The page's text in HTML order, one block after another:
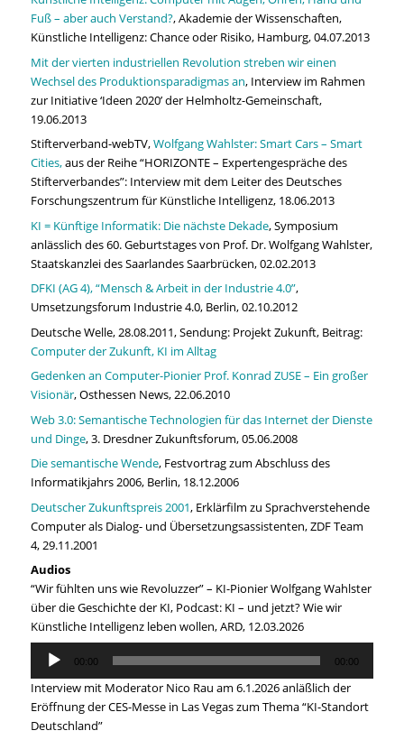
Fuß – aber auch Verstand?, Akademie der Wissenschaften,
Künstliche Intelligenz: Chance oder Risiko, Hamburg, 04.07.2013
Mit der vierten industriellen Revolution streben wir einen
Wechsel des Produktionsparadigmas an, Interview im Rahmen
zur Initiative ‘Ideen 2020’ der Helmholtz-Gemeinschaft,
19.06.2013
Stifterverband-webTV,Wolfgang Wahlster: Smart Cars – Smart
Cities,aus der Reihe “HORIZONTE – Expertengespräche des
Stifterverbandes”: Interview mit dem Leiter des Deutsches
Forschungszentrum für Künstliche Intelligenz, 18.06.2013
KI = Künftige Informatik: Die nächste Dekade, Symposium
anlässlich des 60. Geburtstages von Prof. Dr. Wolfgang Wahlster,
Staatskanzlei des Saarlandes Saarbrücken, 02.02.2013
DFKI (AG 4), “Mensch & Arbeit in der Industrie 4.0”,
Umsetzungsforum Industrie 4.0, Berlin, 02.10.2012
Deutsche Welle, 28.08.2011, Sendung: Projekt Zukunft, Beitrag:
Computer der Zukunft, KI im Alltag
Gedenken an Computer-Pionier Prof. Konrad ZUSE – Ein großer
Visionär, Osthessen News, 22.06.2010
Web 3.0: Semantische Technologien für das Internet der Dienste
und Dinge, 3. Dresdner Zukunftsforum, 05.06.2008
Die semantische Wende, Festvortrag zum Abschluss des
Informatikjahrs 2006, Berlin, 18.12.2006
Deutscher Zukunftspreis 2001, Erklärfilm zu Sprachverstehende
Computer als Dialog- und Übersetzungsassistenten, ZDF Team
4, 29.11.2001
Audios
“Wir fühlten uns wie Revoluzzer” – KI-Pionier Wolfgang Wahlster
über die Geschichte der KI, Podcast: KI – und jetzt? Wie wir
Künstliche Intelligenz leben wollen, ARD, 12.03.2026
Audio
Player
00:00 00:00
Interview mit Moderator Nico Rau am 6.1.2026 anläßlich der
Eröffnung der CES-Messe in Las Vegas zum Thema “KI-Standort
Deutschland”